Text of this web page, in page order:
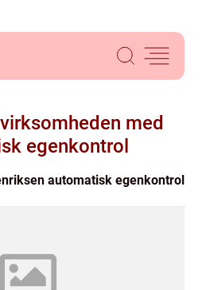
med
egenkontrol
automatisk egenkontrol